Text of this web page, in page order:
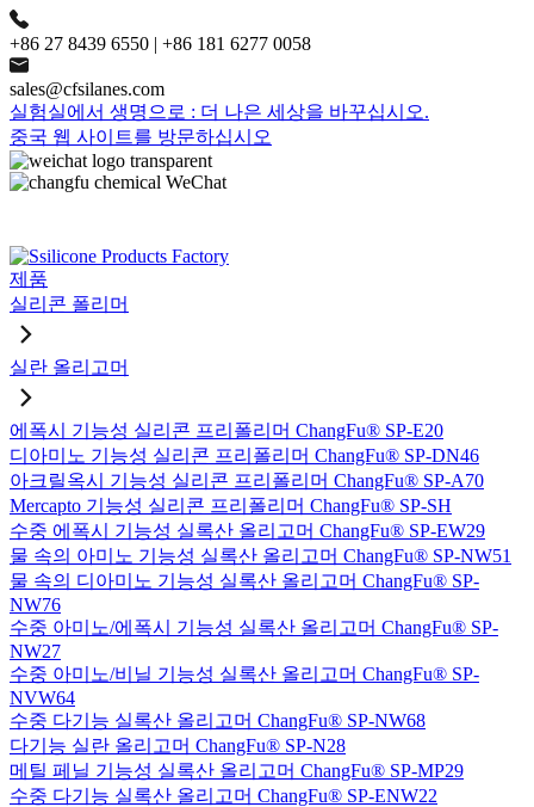
+86 27 8439 6550 | +86 181 6277 0058
sales@cfsilanes.com
실험실에서 생명으로 : 더 나은 세상을 바꾸십시오.
중국 웹 사이트를 방문하십시오
제품
실리콘 폴리머
실란 올리고머
에폭시 기능성 실리콘 프리폴리머 ChangFu® SP-E20
디아미노 기능성 실리콘 프리폴리머 ChangFu® SP-DN46
아크릴옥시 기능성 실리콘 프리폴리머 ChangFu® SP-A70
Mercapto 기능성 실리콘 프리폴리머 ChangFu® SP-SH
수중 에폭시 기능성 실록산 올리고머 ChangFu® SP-EW29
물 속의 아미노 기능성 실록산 올리고머 ChangFu® SP-NW51
물 속의 디아미노 기능성 실록산 올리고머 ChangFu® SP-
NW76
수중 아미노/에폭시 기능성 실록산 올리고머 ChangFu® SP-
NW27
수중 아미노/비닐 기능성 실록산 올리고머 ChangFu® SP-
NVW64
수중 다기능 실록산 올리고머 ChangFu® SP-NW68
다기능 실란 올리고머 ChangFu® SP-N28
메틸 페닐 기능성 실록산 올리고머 ChangFu® SP-MP29
수중 다기능 실록산 올리고머 ChangFu® SP-ENW22